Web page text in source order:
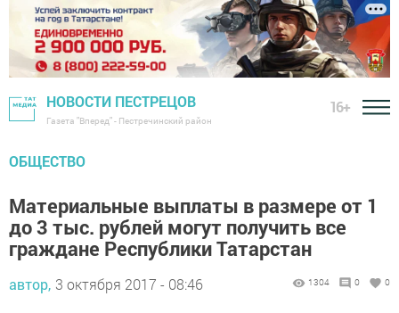
НОВОСТИ ПЕСТРЕЦОВ
Газета "Вперед" - Пестречинский район
16+
ОБЩЕСТВО
Материальные выплаты в размере от 1
до 3 тыс. рублей могут получить все
граждане Республики Татарстан
автор, 3 октября 2017 - 08:46 1304 0 0